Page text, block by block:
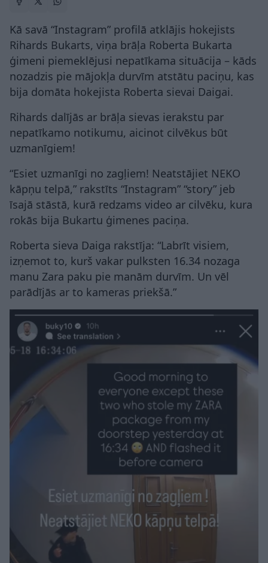
Kā savā “Instagram” profilā atklājis hokejists
Rihards Bukarts, viņa brāļa Roberta Bukarta
ģimeni piemeklējusi nepatīkama situācija – kāds
nozadzis pie mājokļa durvīm atstātu paciņu, kas
bija domāta hokejista Roberta sievai Daigai.
Rihards dalījās ar brāļa sievas ierakstu par
nepatīkamo notikumu, aicinot cilvēkus būt
uzmanīgiem!
“Esiet uzmanīgi no zagļiem! Neatstājiet NEKO
kāpņu telpā,” rakstīts “Instagram” “story” jeb
īsajā stāstā, kurā redzams video ar cilvēku, kura
rokās bija Bukartu ģimenes paciņa.
Roberta sieva Daiga rakstīja: “Labrīt visiem,
izņemot to, kurš vakar pulksten 16.34 nozaga
manu Zara paku pie manām durvīm. Un vēl
parādījās ar to kameras priekšā.”